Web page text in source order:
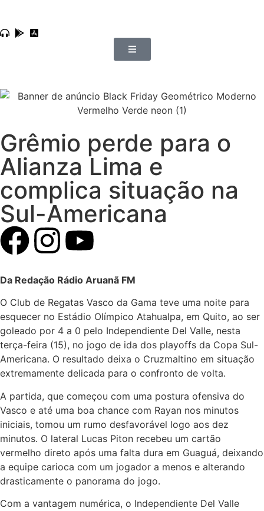
Grêmio perde para o
Alianza Lima e
complica situação na
Sul-Americana
Da Redação Rádio Aruanã FM
O Club de Regatas Vasco da Gama teve uma noite para
esquecer no Estádio Olímpico Atahualpa, em Quito, ao ser
goleado por 4 a 0 pelo Independiente Del Valle, nesta
terça-feira (15), no jogo de ida dos playoffs da Copa Sul-
Americana. O resultado deixa o Cruzmaltino em situação
extremamente delicada para o confronto de volta.
A partida, que começou com uma postura ofensiva do
Vasco e até uma boa chance com Rayan nos minutos
iniciais, tomou um rumo desfavorável logo aos dez
minutos. O lateral Lucas Piton recebeu um cartão
vermelho direto após uma falta dura em Guaguá, deixando
a equipe carioca com um jogador a menos e alterando
drasticamente o panorama do jogo.
Com a vantagem numérica, o Independiente Del Valle